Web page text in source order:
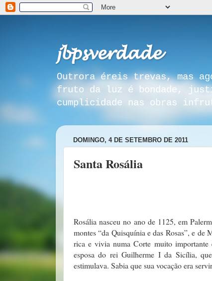
𝓳𝓫𝓹𝓼𝓿𝓮𝓻𝓭𝓪𝓭𝓮
Outrora éreis trevas, mas
fruto da luz é bondade,
cumplicidade nas obras
DOMINGO, 4 DE SETEMBRO DE 2011
Santa Rosália
Rosália nasceu no ano de 1125, em
montes “da Quisquínia e das Rosas”, e
rica e vivia numa Corte muito importante
esposa do rei Guilherme I da Sicília,
estimulava. Sabia que sua vocação era